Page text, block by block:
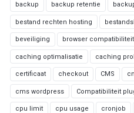
backup backup retentie
bestand rechten hosting
beveiliging browser compatibiliteit
caching optimalisatie caching
certificaat checkout CMS
cms wordpress Compatibiliteit
cpu limit cpu usage cronjob